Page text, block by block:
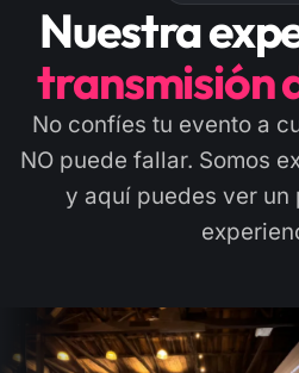
Nuestra
transmisión
No confíes tu evento a
NO puede fallar. Somos
y aquí puedes ver un